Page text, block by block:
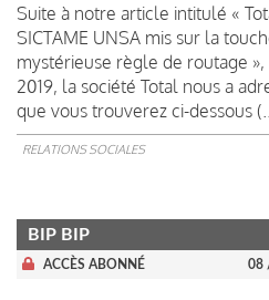
Suite à notre article intitulé «
SICTAME UNSA mis sur la
mystérieuse règle de routage
2019, la société Total nous a
que vous trouverez ci-dessous
RELATIONS SOCIALES
BIP BIP
ACCÈS ABONNÉ 08